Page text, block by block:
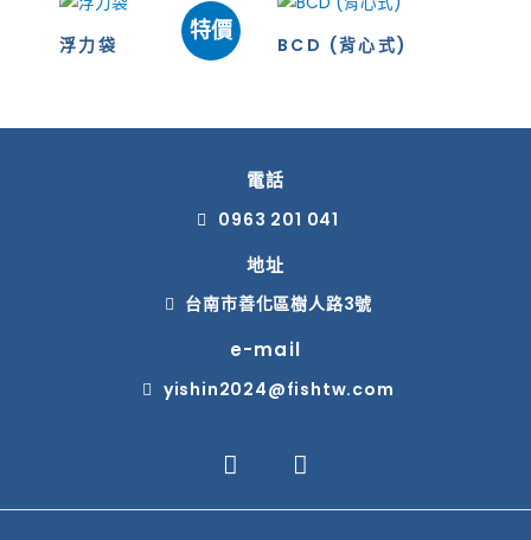
特價
浮力袋 BCD (背心式)
電話
0963 201 041
地址
台南市善化區樹人路3號
e-mail
yishin2024@fishtw.com
F
a
c
L
i
n